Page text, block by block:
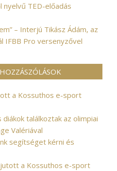
nyelvű TED-előadás
– Interjú Tikász Ádám, az
IFBB Pro versenyzővel
a Kossuthos e-sport
diákok találkoztak az olimpiai
Valériával
segítséget kérni és
a Kossuthos e-sport